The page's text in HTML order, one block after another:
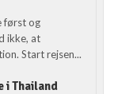
først og
ikke, at
Start rejsen...
i Thailand